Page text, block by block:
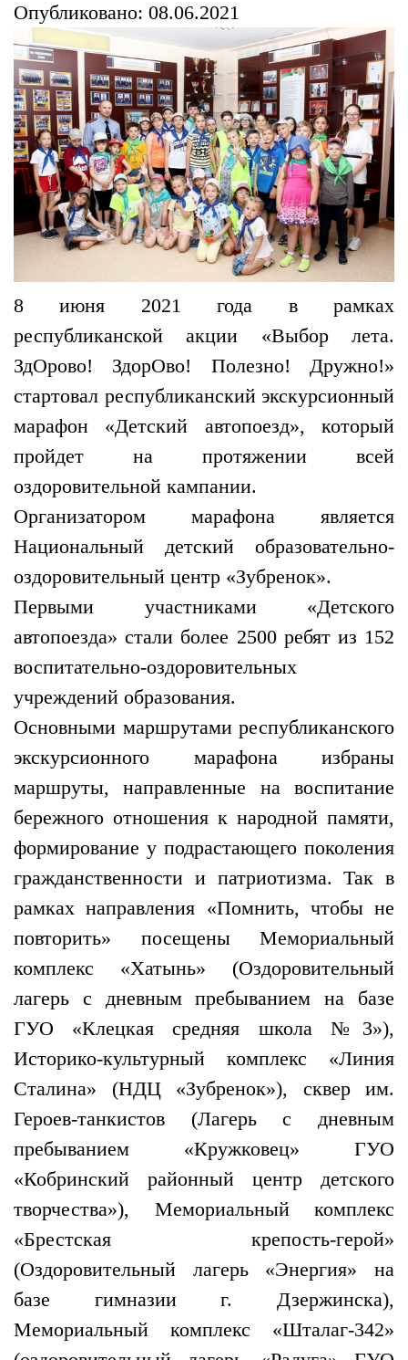
Опубликовано: 08.06.2021
8 июня 2021 года в рамках
республиканской акции «Выбор лета.
ЗдОрово! ЗдорОво! Полезно! Дружно!»
стартовал республиканский экскурсионный
марафон «Детский автопоезд», который
пройдет на протяжении всей
оздоровительной кампании.
Организатором марафона является
Национальный детский образовательно-
оздоровительный центр «Зубренок».
Первыми участниками «Детского
автопоезда» стали более 2500 ребят из 152
воспитательно-оздоровительных
учреждений образования.
Основными маршрутами республиканского
экскурсионного марафона избраны
маршруты, направленные на воспитание
бережного отношения к народной памяти,
формирование у подрастающего поколения
гражданственности и патриотизма. Так в
рамках направления «Помнить, чтобы не
повторить» посещены Мемориальный
комплекс «Хатынь» (Оздоровительный
лагерь с дневным пребыванием на базе
ГУО «Клецкая средняя школа №3»),
Историко-культурный комплекс «Линия
Сталина» (НДЦ «Зубренок»), сквер им.
Героев-танкистов (Лагерь с дневным
пребыванием «Кружковец» ГУО
«Кобринский районный центр детского
творчества»), Мемориальный комплекс
«Брестская крепость-герой»
(Оздоровительный лагерь «Энергия» на
базе гимназии г. Дзержинска),
Мемориальный комплекс «Шталаг-342»